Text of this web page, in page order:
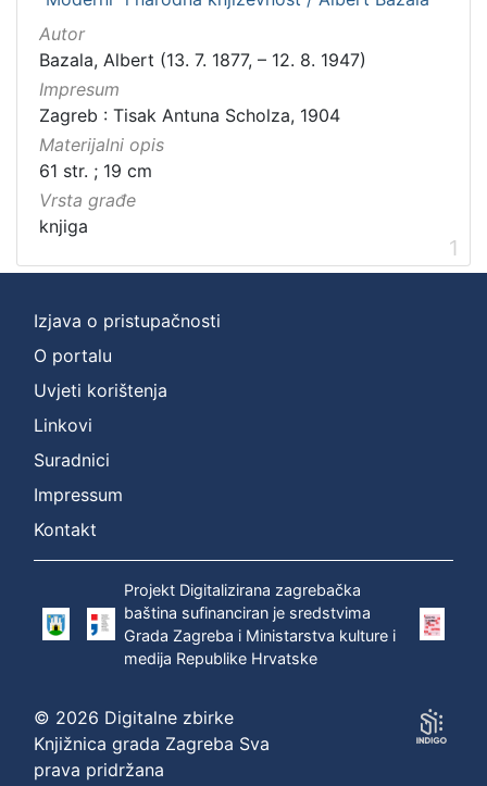
Autor
Bazala, Albert (13. 7. 1877, – 12. 8. 1947)
Impresum
Zagreb : Tisak Antuna Scholza, 1904
Materijalni opis
61 str. ; 19 cm
Vrsta građe
knjiga
1
Izjava o pristupačnosti
O portalu
Uvjeti korištenja
Linkovi
Suradnici
Impressum
Kontakt
Projekt Digitalizirana zagrebačka
baština sufinanciran je sredstvima
Grada Zagreba i Ministarstva kulture i
medija Republike Hrvatske
© 2026 Digitalne zbirke
Knjižnica grada Zagreba Sva
prava pridržana